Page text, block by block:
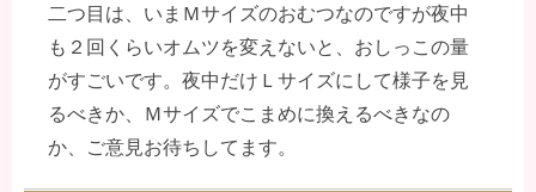
二つ目は、いまＭサイズのおむつなのですが夜中
も２回くらいオムツを変えないと、おしっこの量
がすごいです。夜中だけＬサイズにして様子を見
るべきか、Ｍサイズでこまめに換えるべきなの
か、ご意見お待ちしてます。